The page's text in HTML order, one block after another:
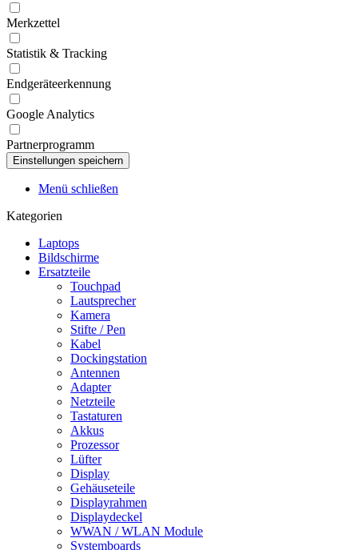
Merkzettel
Statistik & Tracking
Endgeräteerkennung
Google Analytics
Partnerprogramm
Menü schließen
Kategorien
Laptops
Bildschirme
Ersatzteile
Touchpad
Lautsprecher
Kamera
Stifte / Pen
Kabel
Dockingstation
Antennen
Adapter
Netzteile
Tastaturen
Akkus
Prozessor
Lüfter
Display
Gehäuseteile
Displayrahmen
Displaydeckel
WWAN / WLAN Module
Systemboards